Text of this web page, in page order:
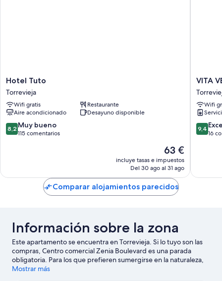
Hotel
Tuto
Torrevieja
Hotel Tuto
Torrevieja
Wifi gratis
Restaurante
Aire acondicionado
Desayuno disponible
8.2
sobre
8,2 Muy bueno
115 comentarios
El
precio
actual
de
63 €
63 €
incluye tasas e impuestos
Del 30 ago al 31 ago
VITA
VERDE
VITA
Wifi
9.4
sobre
9,4
16
Comparar alojamientos parecidos
Información sobre la zona
Este apartamento se encuentra en Torrevieja. Si lo tuyo son las
compras, Centro comercial Zenia Boulevard es una parada
obligatoria. Para los que prefieren sumergirse en la naturaleza,
Playa La Zenia y Playa de Cabo Roig son dos excelentes
Mostrar más